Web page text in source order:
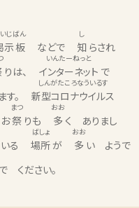
示板
じばん
などで 知
し
りは、 インターネット
いんたーねっと
で
す。 新型コロナウイルス
しんがたころなういるす
祭
まつ
りも 多
おお
る 場所
ばしょ
が 多
おお
ください。